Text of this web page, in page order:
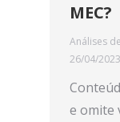
MEC?
Análises
26/04/2023
e omite